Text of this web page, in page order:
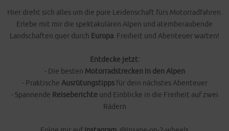
Hier dreht sich alles um die pure Leidenschaft fürs Motorradfahren.
Erlebe mit mir die spektakulären Alpen und atemberaubende
Landschaften quer durch Europa. Freiheit und Abenteuer warten!
Entdecke jetzt:
- Die besten Motorradstrecken in den Alpen
- Praktische Ausrütungstippsfür dein nächstes Abenteuer
- Spannende Reiseberichteund Einblicke in die Freiheit auf zwei
Rädern